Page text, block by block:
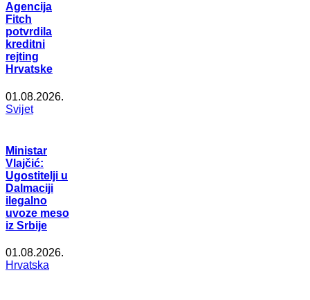
Agencija
Fitch
potvrdila
kreditni
rejting
Hrvatske
01.08.2026.
Svijet
Ministar
Vlajčić:
Ugostitelji u
Dalmaciji
ilegalno
uvoze meso
iz Srbije
01.08.2026.
Hrvatska